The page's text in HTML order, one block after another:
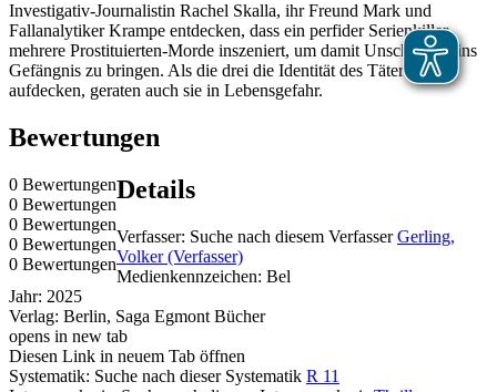
Investigativ-Journalistin Rachel Skalla, ihr Freund Mark und
Fallanalytiker Krampe entdecken, dass ein perfider Serienkiller
mehrere Prostituierten-Morde inszeniert, um damit Unschuldige ins
Gefängnis zu bringen. Als die drei die Identität des Täters
aufdecken, geraten auch sie in Lebensgefahr.
Bewertungen
0 Bewertungen
0 Bewertungen
0 Bewertungen
0 Bewertungen
0 Bewertungen
Details
Verfasser: Suche nach diesem Verfasser Gerling,
Volker (Verfasser)
Medienkennzeichen: Bel
Jahr: 2025
Verlag: Berlin, Saga Egmont Bücher
opens in new tab
Diesen Link in neuem Tab öffnen
Systematik: Suche nach dieser Systematik R 11